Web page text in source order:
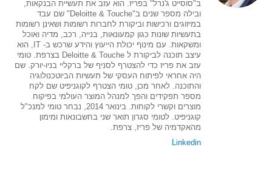
ב"סוסייט ג'נרל" בפריז. הוא עזב את תעשיית הבנקאות,
ובילה מספר שנים ב"Deloitte & Touche" שם עבד
במיזוגים ורכישות וביקורת לחברות רשומות ושאינן רשומות
בתעשיות שונות כגון קמעונאות, בנייה, רכב, מדיה ואוכל
ומשקאות. עם מינוף יכולת הייעוץ והידע שרכש ב- IT, הוא
עיצב תוכנה לביקורת ל Deloitte & Touche בצרפת. טומי
עזב את פריז כדי להצטרף לסניף של ברקליי בניו-יורק. שם
היה אחראי לפיתוח העסקי של תעשיות הביוטכנולוגיה
והתוכנה. לאחר מכן, טומי הצטרף לקוגניפיט שם לקח
מספר תפקידים והפך למנהל המוצר העולמי בפיקוח
מוצרים וקשרי לקוחות. בינואר 2014, נבחר טומי למנכ"ל
קוגניפיט. לטומי סגרון תואר שני בחשבונאות ומימון
מהאקדמיה של פריז, צרפת.
Linkedin